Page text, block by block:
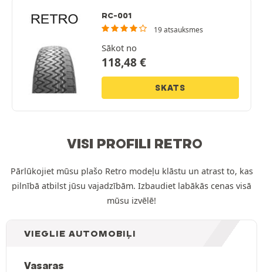
RC-001
19 atsauksmes
Sākot no
118,48€
SKATS
VISI PROFILI RETRO
Pārlūkojiet mūsu plašo Retro modeļu klāstu un atrast to, kas
pilnībā atbilst jūsu vajadzībām. Izbaudiet labākās cenas visā
mūsu izvēlē!
VIEGLIE AUTOMOBIĻI
Vasaras